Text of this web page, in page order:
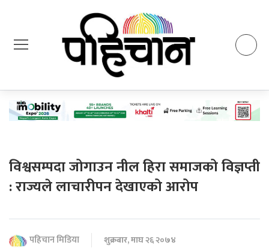
विश्वसम्पदा जोगाउन नील हिरा समाजको विज्ञप्ती
: राज्यले लाचारीपन देखाएको आरोप
पहिचान मिडिया शुक्रबार, माघ २६ २०७४